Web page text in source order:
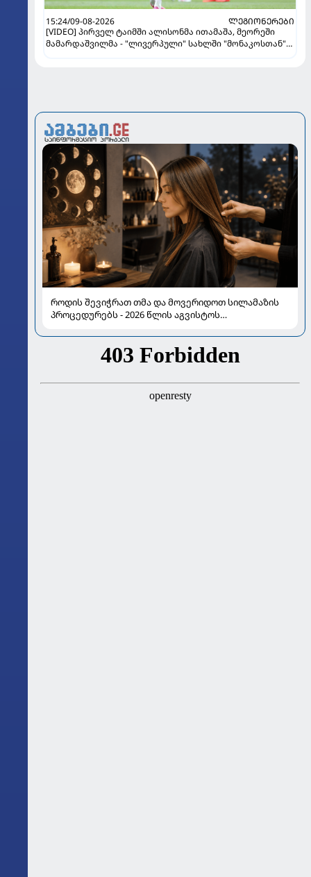
15:24/09-08-2026
ᲚᲔᲒᲘᲝᲜᲔᲠᲔᲑᲘ
[VIDEO] პირველ ტაიმში ალისონმა ითამაშა, მეორეში
მამარდაშვილმა - "ლივერპული" სახლში "მონაკოსთან"
როდის შევიჭრათ თმა და მოვერიდოთ სილამაზის
პროცედურებს - 2026 წლის აგვისტოს